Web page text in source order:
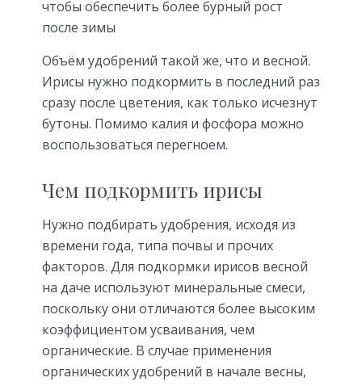
чтобы обеспечить более бурный рост
после зимы
Объём удобрений такой же, что и весной.
Ирисы нужно подкормить в последний раз
сразу после цветения, как только исчезнут
бутоны. Помимо калия и фосфора можно
воспользоваться перегноем.
Чем подкормить ирисы
Нужно подбирать удобрения, исходя из
времени года, типа почвы и прочих
факторов. Для подкормки ирисов весной
на даче используют минеральные смеси,
поскольку они отличаются более высоким
коэффициентом усваивания, чем
органические. В случае применения
органических удобрений в начале весны,